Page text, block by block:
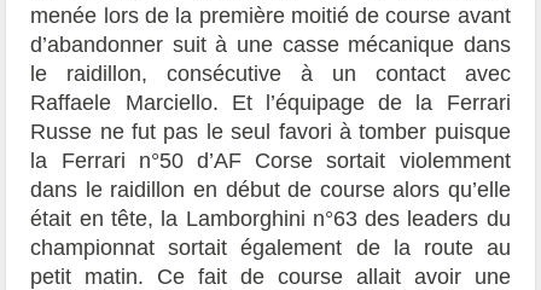
menée lors de la première moitié de course avant
d’abandonner suit à une casse mécanique dans
le raidillon, consécutive à un contact avec
Raffaele Marciello. Et l’équipage de la Ferrari
Russe ne fut pas le seul favori à tomber puisque
la Ferrari n°50 d’AF Corse sortait violemment
dans le raidillon en début de course alors qu’elle
était en tête, la Lamborghini n°63 des leaders du
championnat sortait également de la route au
petit matin. Ce fait de course allait avoir une